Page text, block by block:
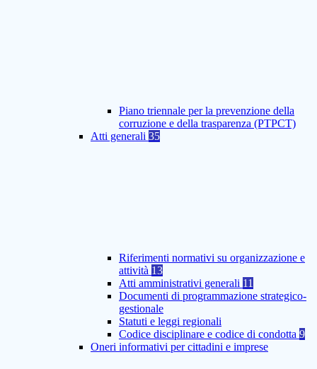
Piano triennale per la prevenzione della
corruzione e della trasparenza (PTPCT)
Atti generali 35
Riferimenti normativi su organizzazione e
attività 13
Atti amministrativi generali 11
Documenti di programmazione strategico-
gestionale
Statuti e leggi regionali
Codice disciplinare e codice di condotta 9
Oneri informativi per cittadini e imprese